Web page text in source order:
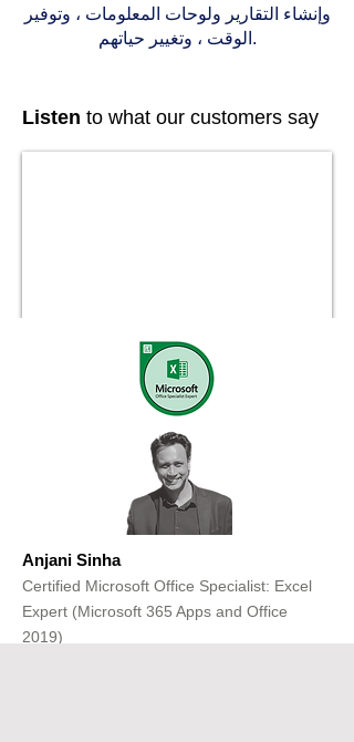
وإنشاء التقارير ولوحات المعلومات ، وتوفير
الوقت ، وتغيير حياتهم.
Listen to what our customers say
Anjani Sinha
Certified Microsoft Office Specialist: Excel
Expert (Microsoft 365 Apps and Office
2019)